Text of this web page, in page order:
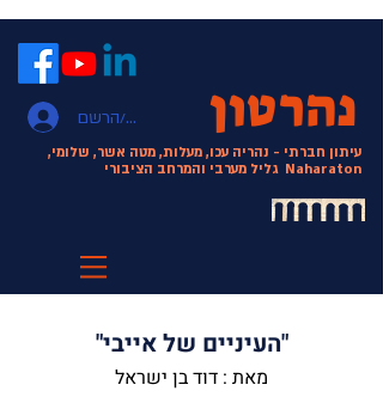
התחבר/הרשם נהרטון
עיתון חברתי - נהריה עכו, מעלות, מטה אשר, שלומי,
גליל מערבי והמרחב הציבוריNaharaton
"העיניים של אייבי"
מאת : דוד בן ישראל